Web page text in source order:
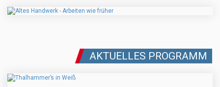
AKTUELLES PROGRAMM